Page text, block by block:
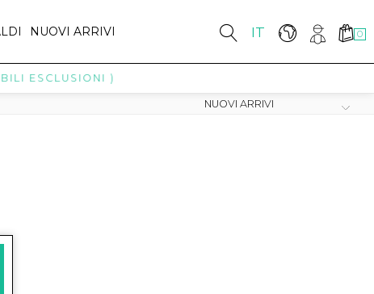
IT 0
NUOVI ARRIVI
ESCLUSIONI )